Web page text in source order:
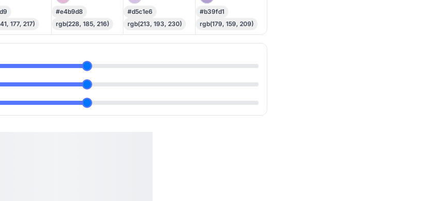
177, 217)
#e4b9d8
rgb(228, 185, 216)
#d5c1e6
rgb(213, 193, 230)
#b39fd1
rgb(179, 159, 209)